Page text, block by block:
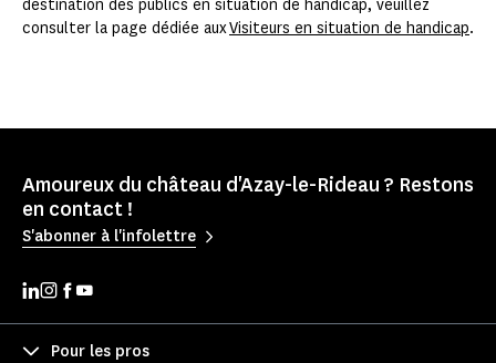
destination des publics en situation de handicap, veuillez
consulter la page dédiée auxVisiteurs en situation de handicap.
Amoureux du château d'Azay-le-Rideau ? Restons
en contact !
S'abonner à l'infolettre
Pour les pros